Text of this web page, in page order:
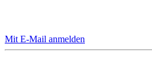
Mit E-Mail anmelden